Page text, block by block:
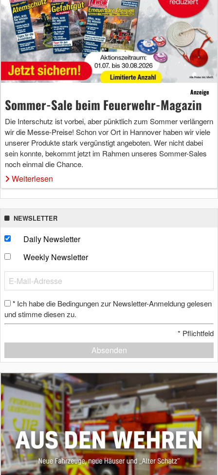
Anzeige
Sommer-Sale beim Feuerwehr-Magazin
Die Interschutz ist vorbei, aber pünktlich zum Sommer verlängern
wir die Messe-Preise! Schon vor Ort in Hannover haben wir viele
unserer Produkte stark vergünstigt angeboten. Wer nicht dabei
sein konnte, bekommt jetzt im Rahmen unseres Sommer-Sales
noch einmal die Chance.
Weiterlesen
NEWSLETTER
Daily Newsletter
Weekly Newsletter
* Ich habe die Bedingungen zur Newsletter-Anmeldung gelesen
und stimme diesen zu.
* Pflichtfeld
Absenden